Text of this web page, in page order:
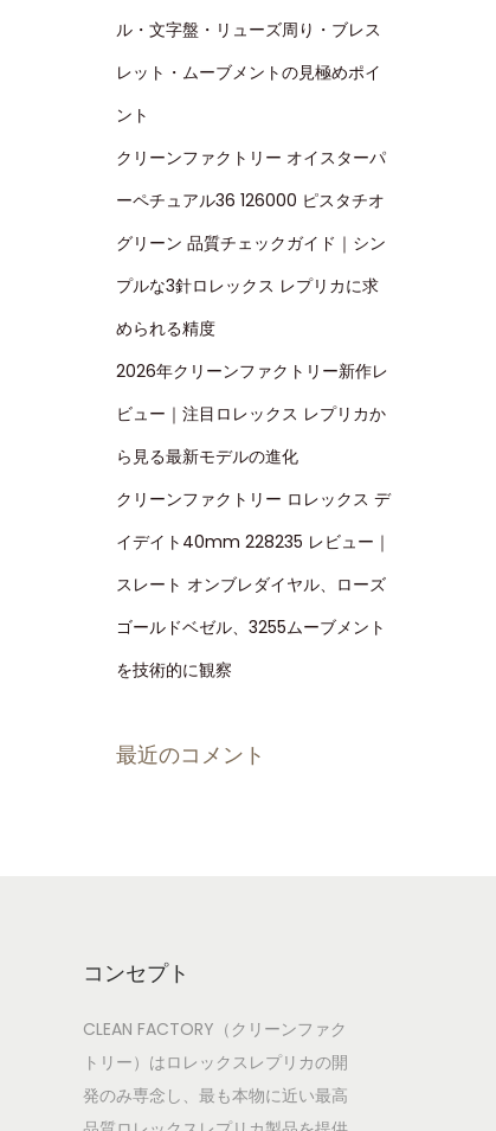
ル・文字盤・リューズ周り・ブレス
レット・ムーブメントの見極めポイ
ント
クリーンファクトリー オイスターパ
ーペチュアル36 126000 ピスタチオ
グリーン 品質チェックガイド｜シン
プルな3針ロレックス レプリカに求
められる精度
2026年クリーンファクトリー新作レ
ビュー｜注目ロレックス レプリカか
ら見る最新モデルの進化
クリーンファクトリー ロレックス デ
イデイト40mm 228235 レビュー｜
スレート オンブレダイヤル、ローズ
ゴールドベゼル、3255ムーブメント
を技術的に観察
最近のコメント
コンセプト
CLEAN FACTORY（クリーンファク
トリー）はロレックスレプリカの開
発のみ専念し、最も本物に近い最高